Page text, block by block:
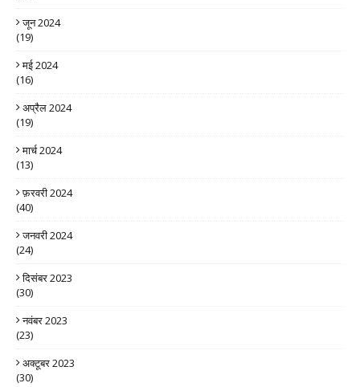
जून 2024
(19)
मई 2024
(16)
अप्रैल 2024
(19)
मार्च 2024
(13)
फ़रवरी 2024
(40)
जनवरी 2024
(24)
दिसंबर 2023
(30)
नवंबर 2023
(23)
अक्टूबर 2023
(30)